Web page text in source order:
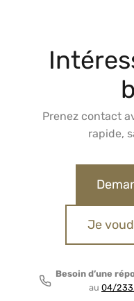
Prenez contact
rapide,
Je
Besoin d’une
au 04/